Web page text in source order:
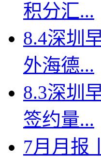
积分汇...
8.4深圳
外海德...
8.3深圳
签约量...
7月月报